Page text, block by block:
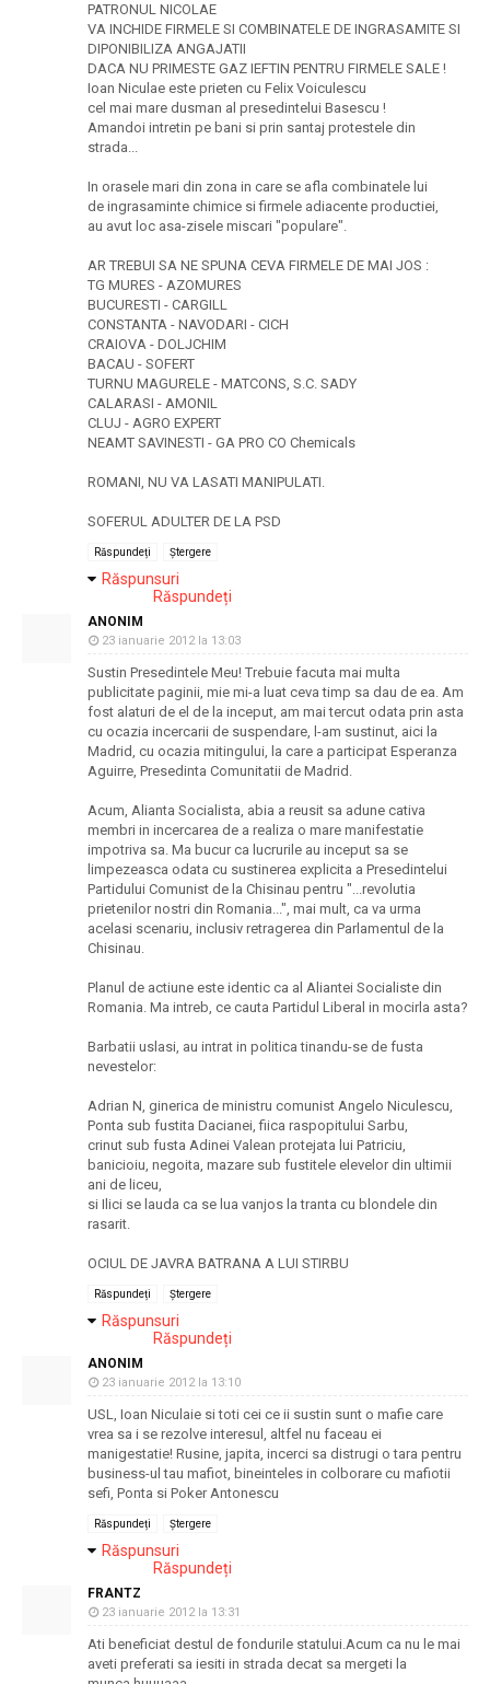
PATRONUL NICOLAE
VA INCHIDE FIRMELE SI COMBINATELE DE INGRASAMITE SI
DIPONIBILIZA ANGAJATII
DACA NU PRIMESTE GAZ IEFTIN PENTRU FIRMELE SALE !
Ioan Niculae este prieten cu Felix Voiculescu
cel mai mare dusman al presedintelui Basescu !
Amandoi intretin pe bani si prin santaj protestele din
strada...
In orasele mari din zona in care se afla combinatele lui
de ingrasaminte chimice si firmele adiacente productiei,
au avut loc asa-zisele miscari "populare".
AR TREBUI SA NE SPUNA CEVA FIRMELE DE MAI JOS :
TG MURES - AZOMURES
BUCURESTI - CARGILL
CONSTANTA - NAVODARI - CICH
CRAIOVA - DOLJCHIM
BACAU - SOFERT
TURNU MAGURELE - MATCONS, S.C. SADY
CALARASI - AMONIL
CLUJ - AGRO EXPERT
NEAMT SAVINESTI - GA PRO CO Chemicals
ROMANI, NU VA LASATI MANIPULATI.
SOFERUL ADULTER DE LA PSD
Răspundeți Ștergere
Răspunsuri
Răspundeți
ANONIM
23 ianuarie 2012 la 13:03
Sustin Presedintele Meu! Trebuie facuta mai multa
publicitate paginii, mie mi-a luat ceva timp sa dau de ea. Am
fost alaturi de el de la inceput, am mai tercut odata prin asta
cu ocazia incercarii de suspendare, l-am sustinut, aici la
Madrid, cu ocazia mitingului, la care a participat Esperanza
Aguirre, Presedinta Comunitatii de Madrid.
Acum, Alianta Socialista, abia a reusit sa adune cativa
membri in incercarea de a realiza o mare manifestatie
impotriva sa. Ma bucur ca lucrurile au inceput sa se
limpezeasca odata cu sustinerea explicita a Presedintelui
Partidului Comunist de la Chisinau pentru "...revolutia
prietenilor nostri din Romania...", mai mult, ca va urma
acelasi scenariu, inclusiv retragerea din Parlamentul de la
Chisinau.
Planul de actiune este identic ca al Aliantei Socialiste din
Romania. Ma intreb, ce cauta Partidul Liberal in mocirla asta?
Barbatii uslasi, au intrat in politica tinandu-se de fusta
nevestelor:
Adrian N, ginerica de ministru comunist Angelo Niculescu,
Ponta sub fustita Dacianei, fiica raspopitului Sarbu,
crinut sub fusta Adinei Valean protejata lui Patriciu,
banicioiu, negoita, mazare sub fustitele elevelor din ultimii
ani de liceu,
si Ilici se lauda ca se lua vanjos la tranta cu blondele din
rasarit.
OCIUL DE JAVRA BATRANA A LUI STIRBU
Răspundeți Ștergere
Răspunsuri
Răspundeți
ANONIM
23 ianuarie 2012 la 13:10
USL, Ioan Niculaie si toti cei ce ii sustin sunt o mafie care
vrea sa i se rezolve interesul, altfel nu faceau ei
manigestatie! Rusine, japita, incerci sa distrugi o tara pentru
business-ul tau mafiot, bineinteles in colborare cu mafiotii
sefi, Ponta si Poker Antonescu
Răspundeți Ștergere
Răspunsuri
Răspundeți
FRANTZ
23 ianuarie 2012 la 13:31
Ati beneficiat destul de fondurile statului.Acum ca nu le mai
aveti preferati sa iesiti in strada decat sa mergeti la